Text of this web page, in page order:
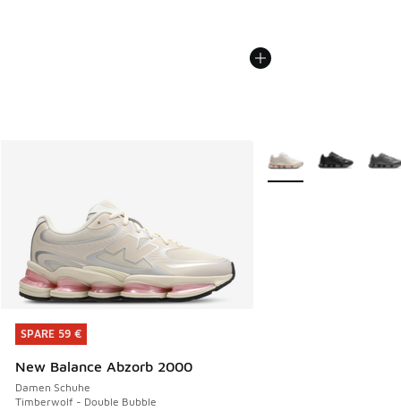
SPARE 59 €
New Balance Abzorb 2000
Damen Schuhe
Timberwolf - Double Bubble
SPARE 59 €
Weitere Farben